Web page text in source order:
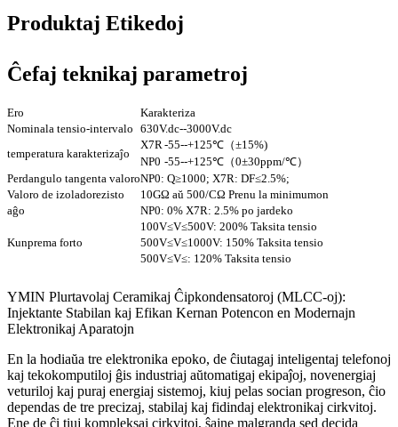
Produktaj Etikedoj
Ĉefaj teknikaj parametroj
Ero
Karakteriza
Nominala tensio-intervalo 630V.dc--3000V.dc
temperatura karakterizaĵo
X7R -55--+125℃（±15%)
NP0 -55--+125℃（0±30ppm/℃）
Perdangulo tangenta valoroNP0: Q≥1000; X7R: DF≤2.5%;
Valoro de izoladorezisto
10GΩ aŭ 500/CΩ Prenu la minimumon
aĝo
NP0: 0% X7R: 2.5% po jardeko
Kunprema forto
100V≤V≤500V: 200% Taksita tensio
500V≤V≤1000V: 150% Taksita tensio
500V≤V≤: 120% Taksita tensio
YMIN Plurtavolaj Ceramikaj Ĉipkondensatoroj (MLCC-oj):
Injektante Stabilan kaj Efikan Kernan Potencon en Modernajn
Elektronikaj Aparatojn
En la hodiaŭa tre elektronika epoko, de ĉiutagaj inteligentaj telefonoj
kaj tekokomputiloj ĝis industriaj aŭtomatigaj ekipaĵoj, novenergiaj
veturiloj kaj puraj energiaj sistemoj, kiuj pelas socian progreson, ĉio
dependas de tre precizaj, stabilaj kaj fidindaj elektronikaj cirkvitoj.
Ene de ĉi tiuj kompleksaj cirkvitoj, ŝajne malgranda sed decida